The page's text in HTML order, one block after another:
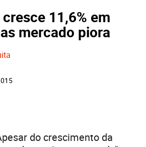
11,6% em
mercado piora
do crescimento da